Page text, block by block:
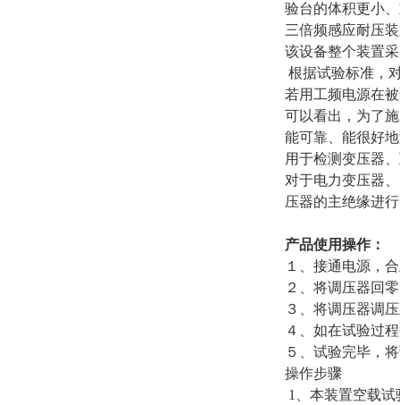
验台的体积更小
三倍频感应耐压
该设备整个装置
根据试验标准，
若用工频电源在
可以看出，为了
能可靠、能很好
用于检测变压器
对于电力变压器
压器的主绝缘进
产品使用操作：
１、接通电源，
２、将调压器回
３、将调压器调
４、如在试验过
５、试验完毕，
操作步骤
1、本装置空载试